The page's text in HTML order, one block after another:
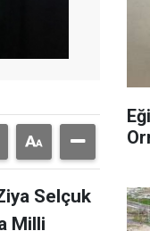
Selçuk
Milli